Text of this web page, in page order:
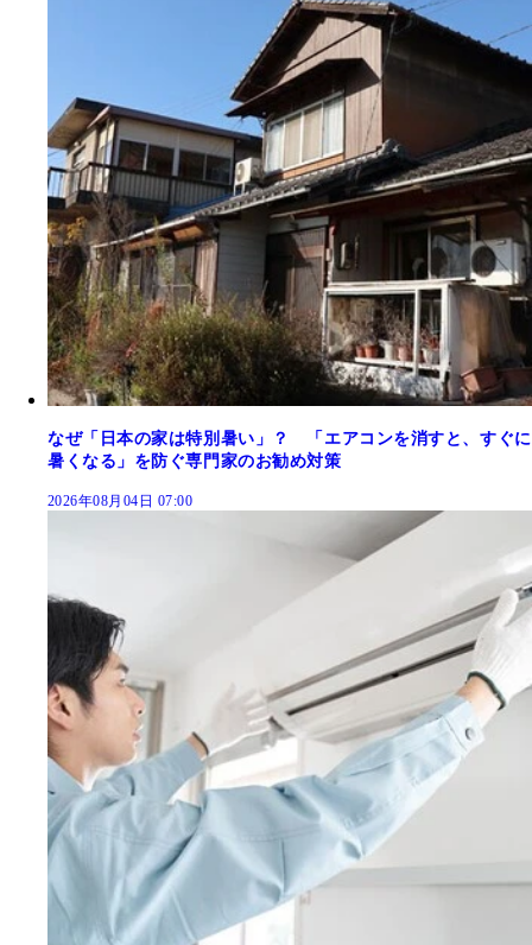
なぜ「日本の家は特別暑い」？ 「エアコンを消すと、すぐに
暑くなる」を防ぐ専門家のお勧め対策
2026年08月04日 07:00